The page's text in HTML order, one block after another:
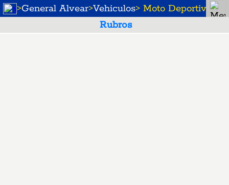
>General Alvear>Vehiculos> Moto Deportiva y
Rubros